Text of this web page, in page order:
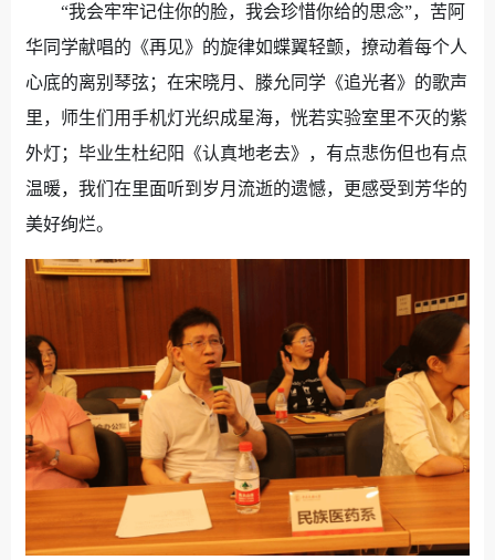
“我会牢牢记住你的脸，我会珍惜你给的思念”，苦阿
华同学献唱的《再见》的旋律如蝶翼轻颤，撩动着每个人
心底的离别琴弦；在宋晓月、滕允同学《追光者》的歌声
里，师生们用手机灯光织成星海，恍若实验室里不灭的紫
外灯；毕业生杜纪阳《认真地老去》，有点悲伤但也有点
温暖，我们在里面听到岁月流逝的遗憾，更感受到芳华的
美好绚烂。